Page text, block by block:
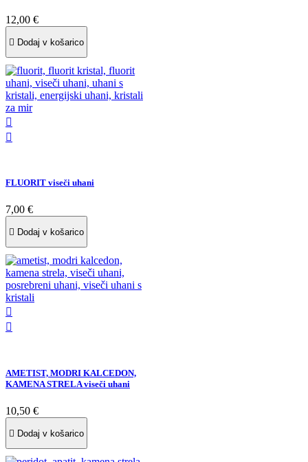
12,00 €
 Dodaj v košarico


FLUORIT viseči uhani
7,00 €
 Dodaj v košarico


AMETIST, MODRI KALCEDON,
KAMENA STRELA viseči uhani
10,50 €
 Dodaj v košarico